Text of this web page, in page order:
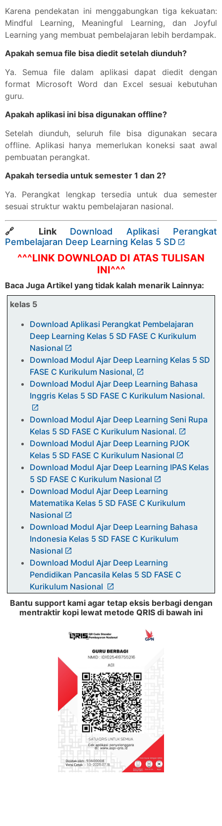
Karena pendekatan ini menggabungkan tiga kekuatan:
Mindful Learning, Meaningful Learning, dan Joyful
Learning yang membuat pembelajaran lebih berdampak.
Apakah semua file bisa diedit setelah diunduh?
Ya. Semua file dalam aplikasi dapat diedit dengan
format Microsoft Word dan Excel sesuai kebutuhan
guru.
Apakah aplikasi ini bisa digunakan offline?
Setelah diunduh, seluruh file bisa digunakan secara
offline. Aplikasi hanya memerlukan koneksi saat awal
pembuatan perangkat.
Apakah tersedia untuk semester 1 dan 2?
Ya. Perangkat lengkap tersedia untuk dua semester
sesuai struktur waktu pembelajaran nasional.
🔗 Link Download Aplikasi Perangkat
Pembelajaran Deep Learning Kelas 5 SD
^^^LINK DOWNLOAD DI ATAS TULISAN
INI^^^
Baca Juga Artikel yang tidak kalah menarik Lainnya:
kelas 5
Download Aplikasi Perangkat Pembelajaran
Deep Learning Kelas 5 SD FASE C Kurikulum
Nasional
Download Modul Ajar Deep Learning Kelas 5 SD
FASE C Kurikulum Nasional,
Download Modul Ajar Deep Learning Bahasa
Inggris Kelas 5 SD FASE C Kurikulum Nasional.
Download Modul Ajar Deep Learning Seni Rupa
Kelas 5 SD FASE C Kurikulum Nasional.
Download Modul Ajar Deep Learning PJOK
Kelas 5 SD FASE C Kurikulum Nasional
Download Modul Ajar Deep Learning IPAS Kelas
5 SD FASE C Kurikulum Nasional
Download Modul Ajar Deep Learning
Matematika Kelas 5 SD FASE C Kurikulum
Nasional
Download Modul Ajar Deep Learning Bahasa
Indonesia Kelas 5 SD FASE C Kurikulum
Nasional
Download Modul Ajar Deep Learning
Pendidikan Pancasila Kelas 5 SD FASE C
Kurikulum Nasional
Pembelajaran Deep Learning Kelas 5 Fase C
Kurikulum Nasional: Strategi Cerdas
Download Jadwal Pelajaran Kelas 5 SD
Semester 1 dan 2
Download KKTP SD Kurikulum Merdeka Kelas 5
Semester 1 dan 2
Download ATP SD Kurikulum Merdeka Kelas 5
Semester 1 dan 2
Download Prota dan Promes Kelas 5 SD
Kurikulum Merdeka Semester 1 dan 2
Aplikasi Raport Semester 1 dan 2 SD Kelas
1,2,3,4,5,6 Kurikulum Merdeka
Buku Guru Kelas 5 SD Kurikulum Merdeka
Bantu support kami agar tetap eksis berbagi dengan
mentraktir kopi lewat metode QRIS di bawah ini